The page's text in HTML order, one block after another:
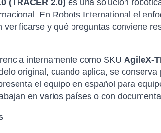
(TRACER 2.0) es una solución
En Robots International el
verificarse y qué preguntas conviene
internamente como SKU AgileX-
original, cuando aplica, se
el equipo en español para
en varios países o con